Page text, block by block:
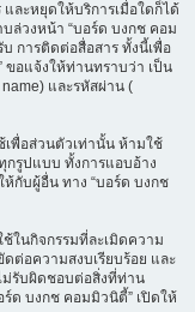
ละหยุดให้บริการเมื่อใดก็ได้
ล่วงหน้า “บอร์ด บงกช คอม
การติดต่อสื่อสาร ทั้งนี้เพื่อ
ขอแจ้งให้ท่านทราบว่า เป็น
และรหัสผ่าน (
เพื่อส่วนตัวเท่านั้น ห้ามใช้
กรูปแบบ ทั้งการแอบอ้าง
กับผู้อื่น ทาง “บอร์ด บงกช
ในกิจกรรมที่ละเมิดความ
ต่อความสงบเรียบร้อย และ
ม่รับผิดชอบต่อสิ่งที่ท่าน
ด บงกช คอมมิวนิตี้” เปิดให้